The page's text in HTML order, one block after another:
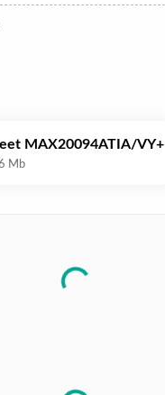
MAX20094ATIA/VY+